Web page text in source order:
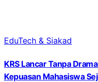
EduTech & Siakad
KRS Lancar Tanpa
Kepuasan Mahasiswa